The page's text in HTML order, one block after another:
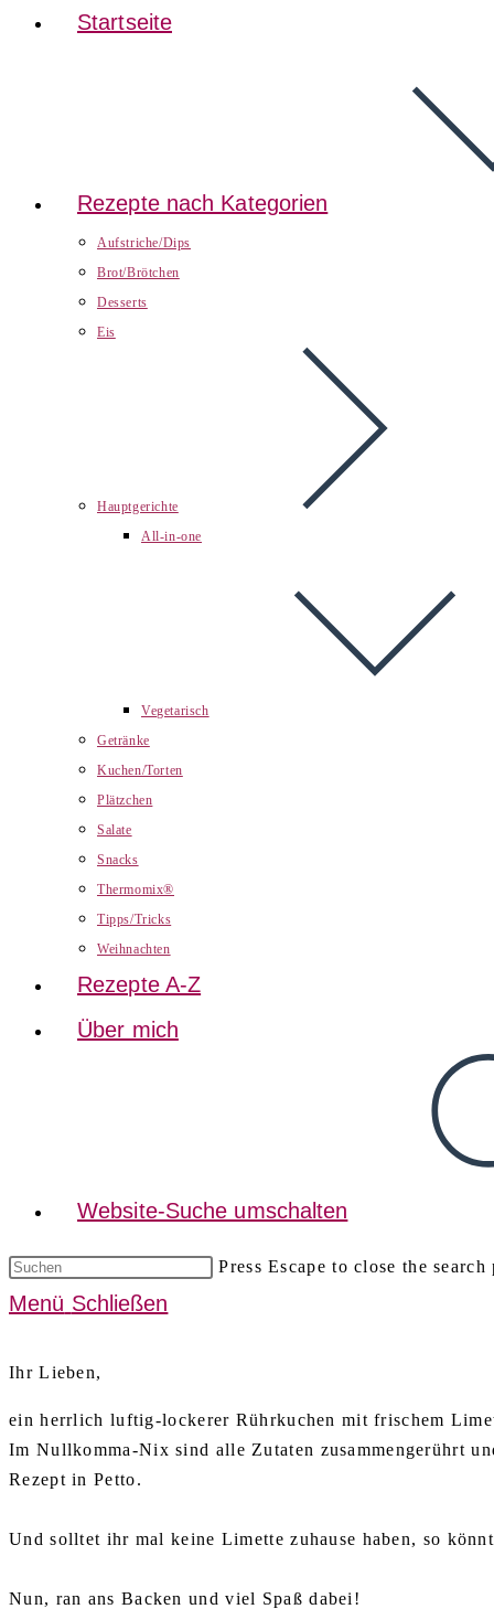
Startseite
Rezepte nach Kategorien
Aufstriche/Dips
Brot/Brötchen
Desserts
Eis
Hauptgerichte
All-in-one
Vegetarisch
Getränke
Kuchen/Torten
Plätzchen
Salate
Snacks
Thermomix®
Tipps/Tricks
Weihnachten
Rezepte A-Z
Über mich
Website-Suche umschalten
Press Escape to close the search
Menü Schließen
Ihr Lieben,
ein herrlich luftig-lockerer Rührkuchen mit frischem
Im Nullkomma-Nix sind alle Zutaten zusammengerührt
Rezept in Petto.
Und solltet ihr mal keine Limette zuhause haben, so
Nun, ran ans Backen und viel Spaß dabei!